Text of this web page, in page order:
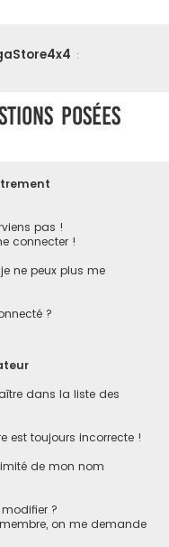
:
posées
pas !
connecter !
ne peux plus me
?
dans la liste des
est toujours incorrecte !
de mon nom
?
on me demande